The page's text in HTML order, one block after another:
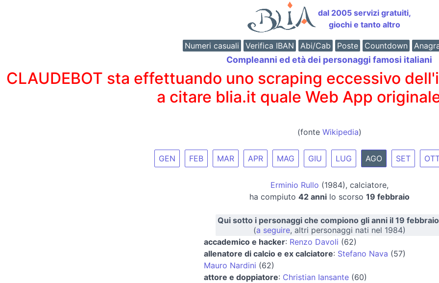
dal 2005 servizi gratuiti,
giochi e tanto altro
Numeri casuali Verifica IBAN Abi/Cab Poste Countdown
Compleanni ed età dei personaggi famosi italiani
CLAUDEBOT sta effettuando uno scraping eccessivo
a citare blia.it quale Web App
(fonte Wikipedia)
GEN FEB MAR APR MAG GIU LUG AGO SET
Erminio Rullo (1984), calciatore,
ha compiuto 42 annilo scorso 19 febbraio
Qui sotto i personaggi che compiono gli anni il 19
(a seguire, altri personaggi nati nel 1984)
accademico e hacker: Renzo Davoli (62)
allenatore di calcio e ex calciatore: Stefano Nava (57)
Mauro Nardini (62)
attore e doppiatore: Christian Iansante (60)